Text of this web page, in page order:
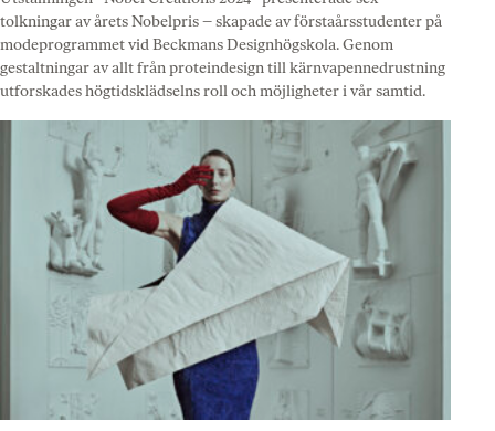
tolkningar av årets Nobelpris – skapade av förstaårsstudenter på
modeprogrammet vid Beckmans Designhögskola. Genom
gestaltningar av allt från proteindesign till kärnvapennedrustning
utforskades högtidsklädselns roll och möjligheter i vår samtid.